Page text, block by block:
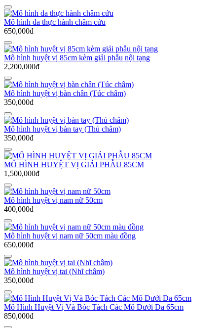
Mô hình da thực hành châm cứu
650,000đ
Mô hình huyệt vị 85cm kèm giải phẫu nội tạng
2,200,000đ
Mô hình huyệt vị bàn chân (Túc châm)
350,000đ
Mô hình huyệt vị bàn tay (Thủ châm)
350,000đ
MÔ HÌNH HUYỆT VỊ GIẢI PHẪU 85CM
1,500,000đ
Mô hình huyệt vị nam nữ 50cm
400,000đ
Mô hình huyệt vị nam nữ 50cm màu đồng
650,000đ
Mô hình huyệt vị tai (Nhĩ châm)
350,000đ
Mô Hình Huyệt Vị Và Bóc Tách Các Mô Dưới Da 65cm
850,000đ